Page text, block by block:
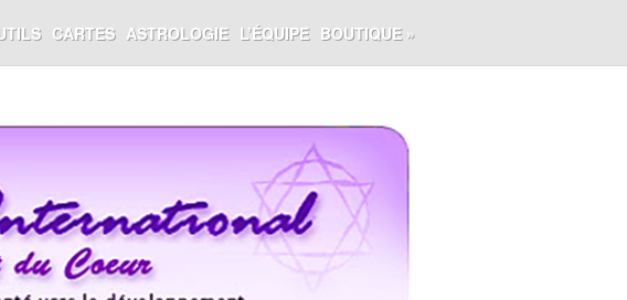
CARTES ASTROLOGIE L’ÉQUIPE BOUTIQUE»